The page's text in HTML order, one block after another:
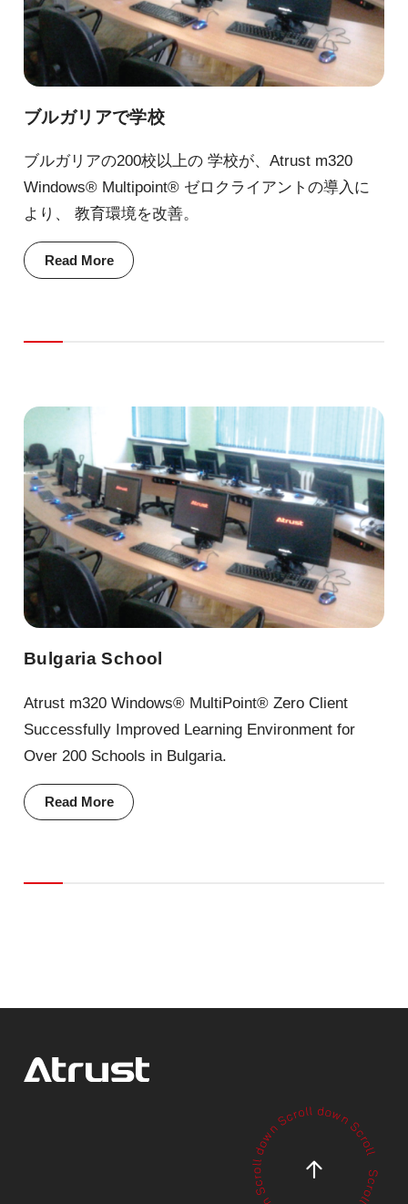
ブルガリアで学校
ブルガリアの200校以上の 学校が、Atrust m320
Windows® Multipoint® ゼロクライアントの導入に
より、 教育環境を改善。
Read More
Bulgaria School
Atrust m320 Windows® MultiPoint® Zero Client
Successfully Improved Learning Environment for
Over 200 Schools in Bulgaria.
Read More